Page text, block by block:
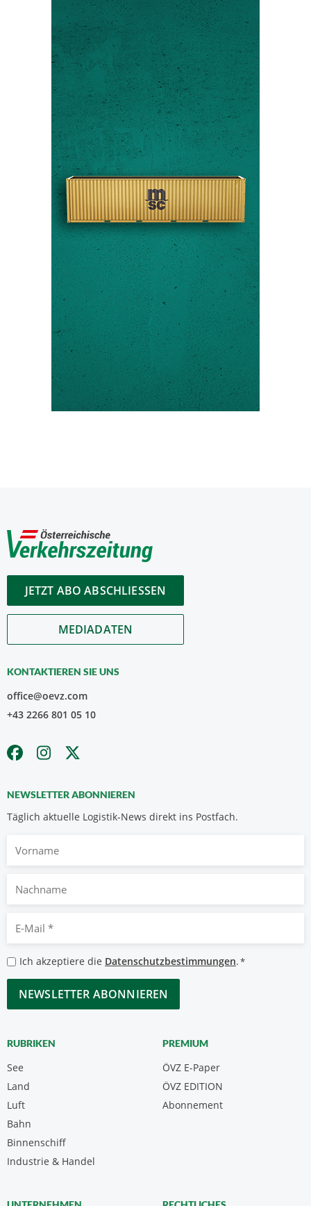
JETZT ABO ABSCHLIESSEN
MEDIADATEN
KONTAKTIEREN SIE UNS
office@oevz.com
+43 2266 801 05 10
NEWSLETTER ABONNIEREN
Täglich aktuelle Logistik-News direkt ins Postfach.
Nachname
Mail
*
Datenschutzbestimmungen
*
Ich akzeptiere die Datenschutzbestimmungen.*
CAPTCHA
RUBRIKEN
See
Land
Luft
Bahn
Binnenschiff
Industrie & Handel
PREMIUM
ÖVZ E-Paper
Abonnement
ÖVZ EDITION